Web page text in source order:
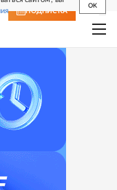
OK
ПОДПИСКА